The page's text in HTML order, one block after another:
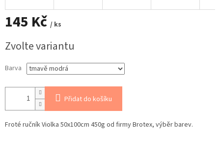
145 Kč / ks
cena:
Zvolte variantu
Barva
Přidat do košíku
Froté ručník Violka 50x100cm 450g od firmy Brotex, výběr barev.